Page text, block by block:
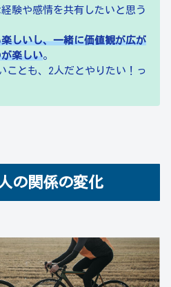
験や感情を共有したいと思う
しいし、一緒に価値観が広が
楽しい。
ことも、2人だとやりたい！っ
の関係の変化